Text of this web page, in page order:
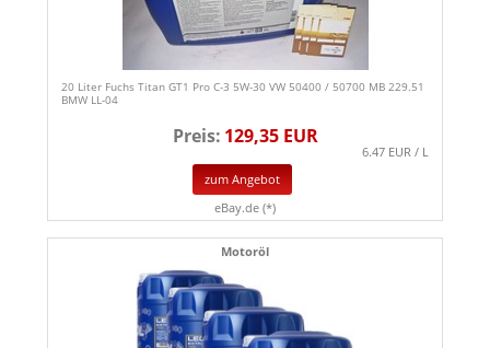
20 Liter Fuchs Titan GT1 Pro C-3 5W-30 VW 50400 / 50700 MB 229.51
BMW LL-04
Preis: 129,35 EUR
6.47 EUR / L
zum Angebot
eBay.de (*)
Motoröl